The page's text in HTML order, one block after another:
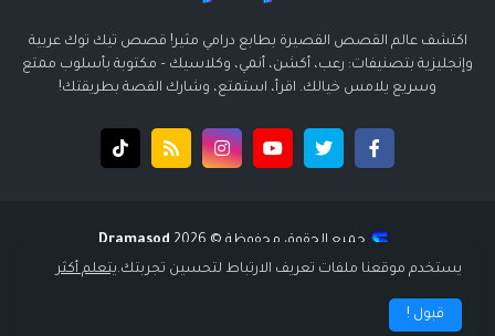
اكتشف عالم القصص القصيرة بطابع درامي مثير! قصص تيك توك عربية
وإنجليزية بتصنيفات: رعب، أكشن، أنمي، وكلاسيك – مكتوبة بأسلوب ممتع
وسريع يلامس خيالك. اقرأ، استمتع، وشارك القصة بطريقتك!
جميع الحقوق محفوظة ©️ 2026
Dramasod
قالب بواسطةقالب سوبر ميجا - supermega | تصميم انتشار ديجيتال
الرئيسية
يستخدم موقعنا ملفات تعريف الارتباط لتحسين تجربتك.يتعلم أكثر
قبول !